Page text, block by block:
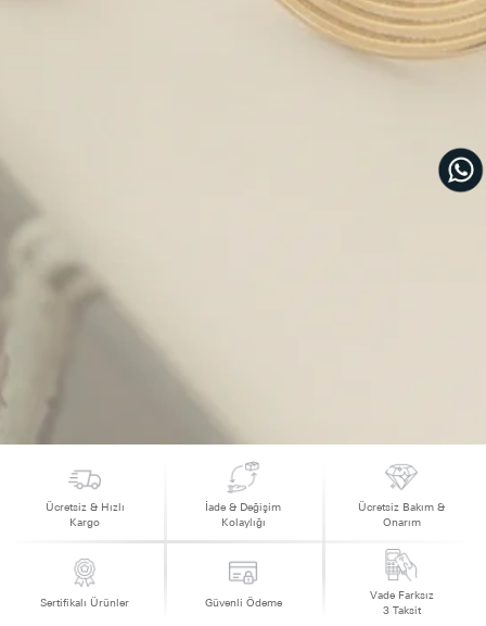
Ücretsiz & Hızlı
Kargo
İade & Değişim
Kolaylığı
Ücretsiz Bakım &
Onarım
Sertifikalı Ürünler Güvenli Ödeme
Vade Farksız
3 Taksit